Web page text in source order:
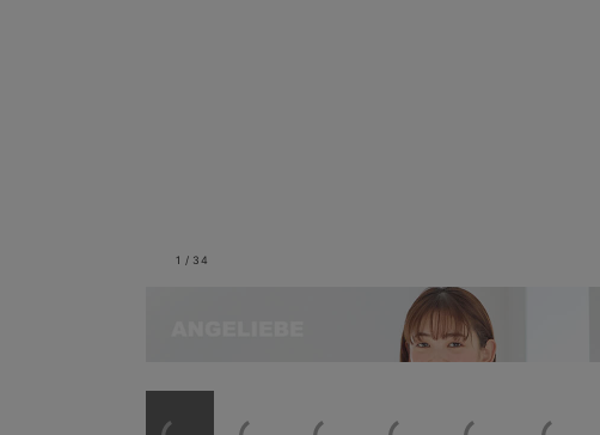
花柄ネグリジェはパッド付きでらくちん
1 / 34